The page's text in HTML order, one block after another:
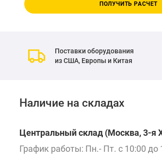
ПОЛУЧИТЬ РАСЧЕТ
Поставки оборудования
из США, Европы и Китая
Наличие на складах
Центральный склад (Москва, 3-я
График работы: Пн.- Пт. с 10:00 до